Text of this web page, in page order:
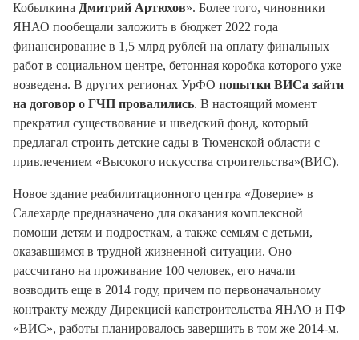
Кобылкина Дмитрий Артюхов». Более того, чиновники
ЯНАО пообещали заложить в бюджет 2022 года
финансирование в 1,5 млрд рублей на оплату финальных
работ в социальном центре, бетонная коробка которого уже
возведена. В других регионах УрФО попытки ВИСа зайти
на договор о ГЧП провалились. В настоящий момент
прекратил существование и шведский фонд, который
предлагал строить детские сады в Тюменской области с
привлечением «Высокого искусства строительства»(ВИС).
Новое здание реабилитационного центра «Доверие» в
Салехарде предназначено для оказания комплексной
помощи детям и подросткам, а также семьям с детьми,
оказавшимся в трудной жизненной ситуации. Оно
рассчитано на проживание 100 человек, его начали
возводить еще в 2014 году, причем по первоначальному
контракту между Дирекцией капстроительства ЯНАО и ПФ
«ВИС», работы планировалось завершить в том же 2014-м.